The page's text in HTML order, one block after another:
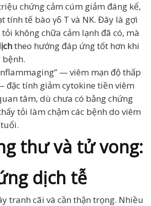
chứng cảm cúm giảm đáng kể,
tính tế bào γδ T và NK. Đây là gợi
không chữa cảm lạnh đã có, mà
theo hướng đáp ứng tốt hơn khi
bệnh.
— viêm mạn độ thấp
đặc tính giảm cytokine tiền viêm
tâm, dù chưa có bằng chứng
tỏi làm chậm các bệnh do viêm
thư và tử vong:
dịch tễ
tranh cãi và cần thận trọng. Nhiều